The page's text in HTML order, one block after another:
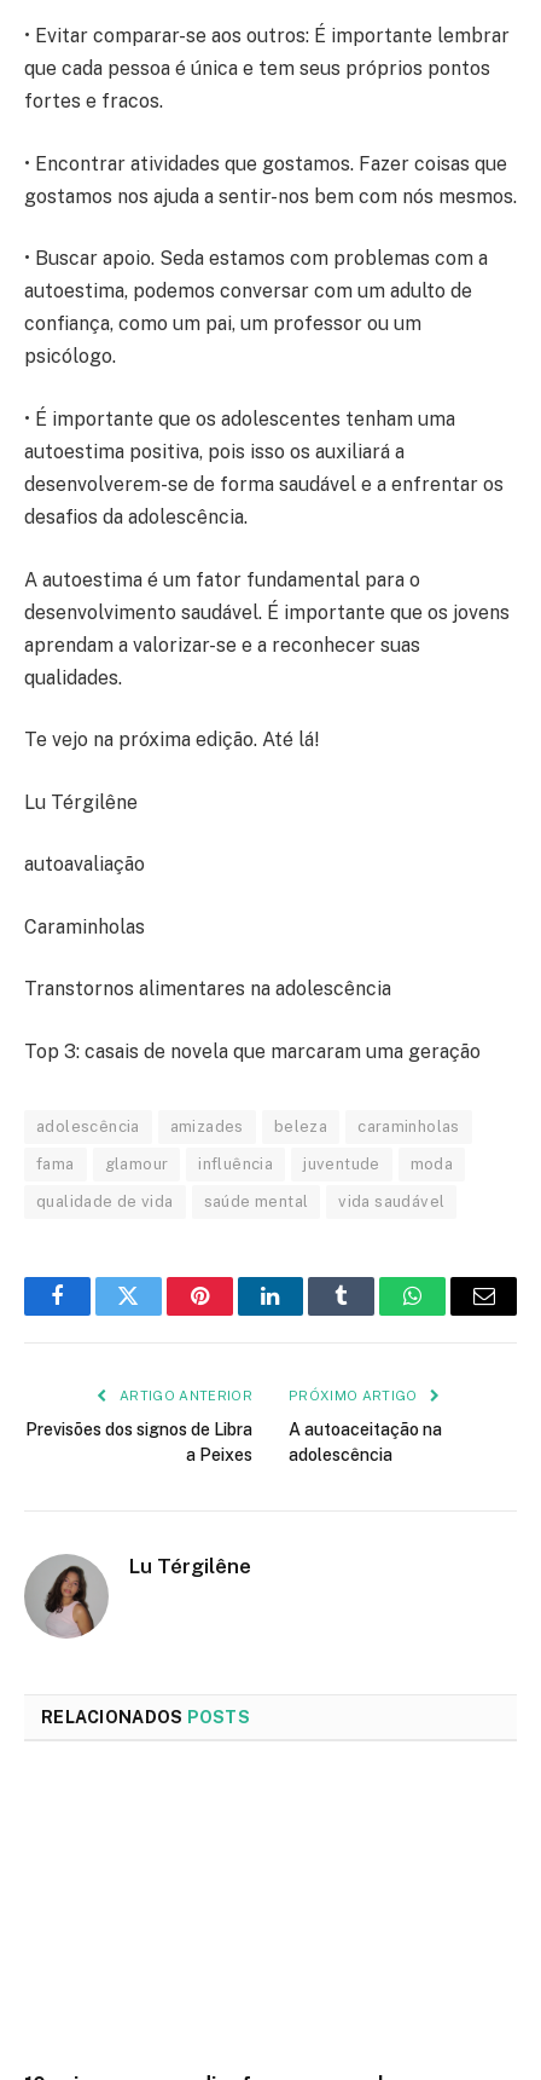
• Evitar comparar-se aos outros: É importante lembrar
que cada pessoa é única e tem seus próprios pontos
fortes e fracos.
• Encontrar atividades que gostamos. Fazer coisas que
gostamos nos ajuda a sentir-nos bem com nós mesmos.
• Buscar apoio. Seda estamos com problemas com a
autoestima, podemos conversar com um adulto de
confiança, como um pai, um professor ou um
psicólogo.
• É importante que os adolescentes tenham uma
autoestima positiva, pois isso os auxiliará a
desenvolverem-se de forma saudável e a enfrentar os
desafios da adolescência.
A autoestima é um fator fundamental para o
desenvolvimento saudável. É importante que os jovens
aprendam a valorizar-se e a reconhecer suas
qualidades.
Te vejo na próxima edição. Até lá!
Lu Térgilêne
autoavaliação
Caraminholas
Transtornos alimentares na adolescência
Top 3: casais de novela que marcaram uma geração
adolescência amizades beleza caraminholas
fama glamour influência juventude moda
qualidade de vida saúde mental vida saudável
FacebookTwitter PinterestLinkedInTumblr WhatsApp
E-
ARTIGO ANTERIOR
Previsões dos signos de Libra
a Peixes
PRÓXIMO ARTIGO
A autoaceitação na
adolescência
Lu Térgilêne
RELACIONADOS POSTS